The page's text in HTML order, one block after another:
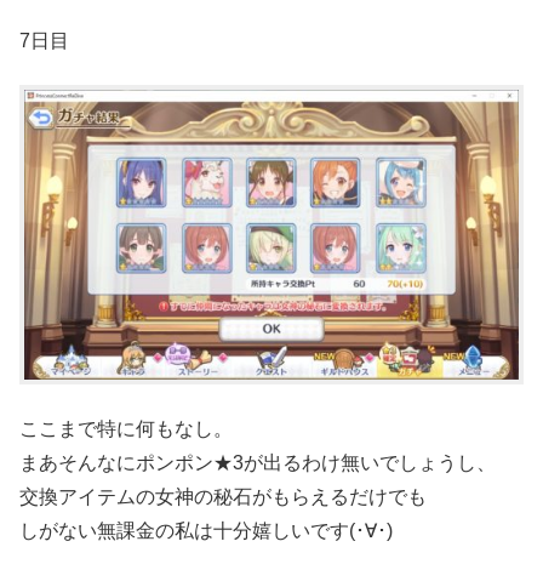
7日目
ここまで特に何もなし。
まあそんなにポンポン★3が出るわけ無いでしょうし、
交換アイテムの女神の秘石がもらえるだけでも
しがない無課金の私は十分嬉しいです(･∀･)